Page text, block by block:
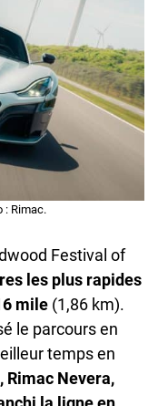
: Rimac.
Festival of
les plus rapides
mile (1,86 km).
le parcours en
temps en
Rimac Nevera,